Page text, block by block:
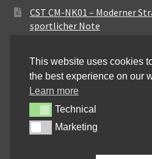
CST CM-NK01 – Moderner
sportlicher Note
Maxxis MA-ST3 –
für vielseitige Einsätze
Pirelli City Demon –
Alltag
Metzeler Perfect ME77 –
Straßenperformance
This website uses cookies
the best experience on our
Learn more
TechnicalTechnical
MarketingMarketing